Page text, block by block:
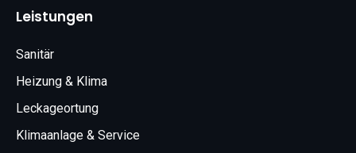
Leistungen
Sanitär
Heizung & Klima
Leckageortung
Klimaanlage & Service